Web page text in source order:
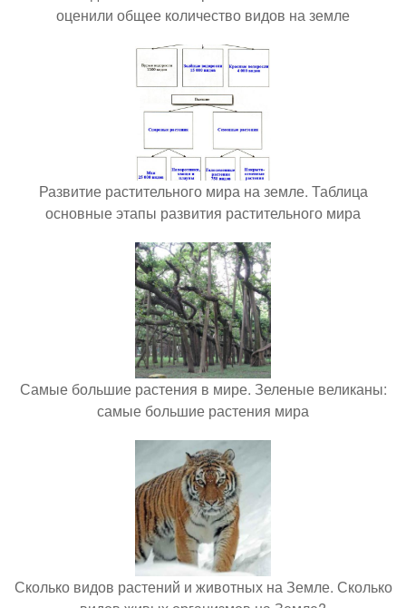
оценили общее количество видов на земле
Развитие растительного мира на земле. Таблица
основные этапы развития растительного мира
Самые большие растения в мире. Зеленые великаны:
самые большие растения мира
Сколько видов растений и животных на Земле. Сколько